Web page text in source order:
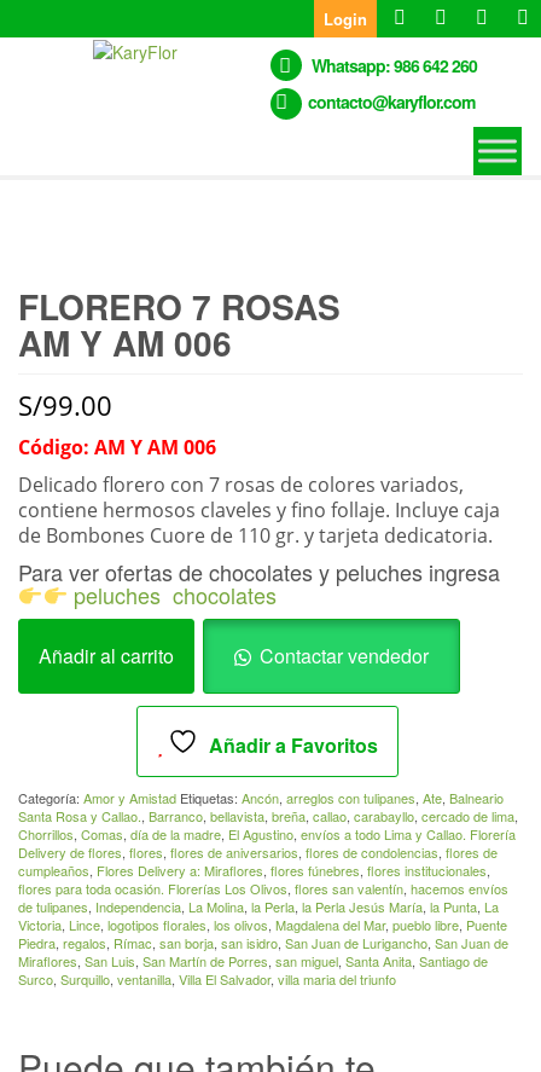
to
Login
Whatsapp: 986 642 260
contacto@karyflor.com
FLORERO 7 ROSAS
AM Y AM 006
S/99.00
Código: AM Y AM 006
Delicado florero con 7 rosas de colores variados,
contiene hermosos claveles y fino follaje. Incluye caja
de Bombones Cuore de 110 gr. y tarjeta dedicatoria.
Para ver ofertas de chocolates y peluches ingresa
peluches chocolates
Rosasam
cantidad
Añadir al carrito Contactar vendedor
Añadir a Favoritos
Categoría: Amor y Amistad Etiquetas: Ancón, arreglos con tulipanes, Ate, Balneario
Santa Rosa y Callao., Barranco, bellavista, breña, callao, carabayllo, cercado de lima,
Chorrillos, Comas, día de la madre, El Agustino, envíos a todo Lima y Callao. Florería
Delivery de flores, flores, flores de aniversarios, flores de condolencias, flores de
cumpleaños, Flores Delivery a: Miraflores, flores fúnebres, flores institucionales,
flores para toda ocasión. Florerías Los Olivos, flores san valentín, hacemos envíos
de tulipanes, Independencia, La Molina, la Perla, la Perla Jesús María, la Punta, La
Victoria, Lince, logotipos florales, los olivos, Magdalena del Mar, pueblo libre, Puente
Piedra, regalos, Rímac, san borja, san isidro, San Juan de Lurigancho, San Juan de
Miraflores, San Luis, San Martín de Porres, san miguel, Santa Anita, Santiago de
Surco, Surquillo, ventanilla, Villa El Salvador, villa maria del triunfo